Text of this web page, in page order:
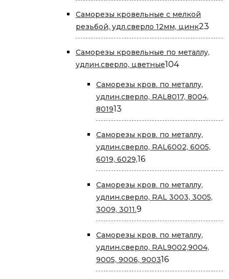
Саморезы кровельные с мелкой
резьбой, удл.сверло 12мм, цинк23
Саморезы кровельные по металлу,
удлин.сверло, цветные104104
Саморезы кров. по металлу,
удлин.сверло, RAL8017, 8004,
801913
товаров
Саморезы кров. по металлу,
удлин.сверло, RAL6002, 6005,
6019, 6029,1616
товаров
Саморезы кров. по металлу,
удлин.сверло, RAL 3003, 3005,
3009, 3011.9
товаров
Саморезы кров. по металлу,
удлин.сверло, RAL9002,9004,
9005, 9006, 90031616
товаров